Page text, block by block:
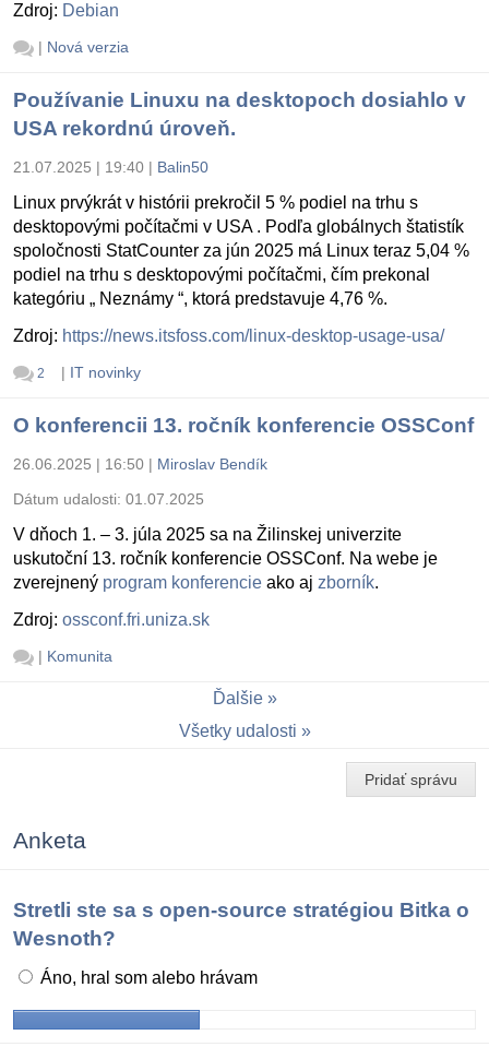
Zdroj: Debian
| Nová verzia
Používanie Linuxu na desktopoch dosiahlo v
USA rekordnú úroveň.
21.07.2025 | 19:40 | Balin50
Linux prvýkrát v histórii prekročil 5 % podiel na trhu s
desktopovými počítačmi v USA . Podľa globálnych štatistík
spoločnosti StatCounter za jún 2025 má Linux teraz 5,04 %
podiel na trhu s desktopovými počítačmi, čím prekonal
kategóriu „ Neznámy “, ktorá predstavuje 4,76 %.
Zdroj: https://news.itsfoss.com/linux-desktop-usage-usa/
2 | IT novinky
O konferencii 13. ročník konferencie OSSConf
26.06.2025 | 16:50 | Miroslav Bendík
Dátum udalosti: 01.07.2025
V dňoch 1. – 3. júla 2025 sa na Žilinskej univerzite
uskutoční 13. ročník konferencie OSSConf. Na webe je
zverejnený program konferencie ako aj zborník.
Zdroj: ossconf.fri.uniza.sk
| Komunita
Ďalšie
Všetky udalosti
Pridať správu
Anketa
Stretli ste sa s open-source stratégiou Bitka o
Wesnoth?
Áno, hral som alebo hrávam